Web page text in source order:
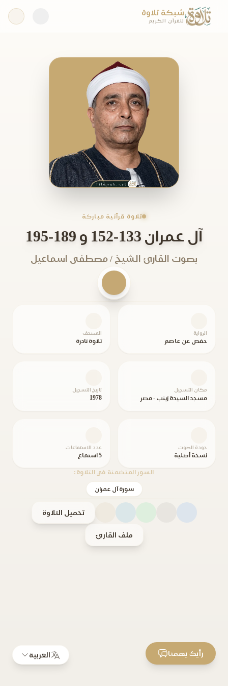
شبكة تلاوة
للقرآن الكريم
تلاوة قرآنية مباركة
آل عمران 133-152 و 189-195
بصوت القارئ الشيخ / مصطفى اسماعيل
الرواية
حفص عن عاصم
المصحف
تلاوة نادرة
مكان التسجيل
مسجد السيدة زينب - مصر
تاريخ التسجيل
1978
جودة الصوت
نسخة أصلية
عدد الاستماعات
5 استماع
السور المتضمنة في التلاوة:
سورة آل عمران
تحميل التلاوة
ملف القارئ
العربية رأيك يهمنا